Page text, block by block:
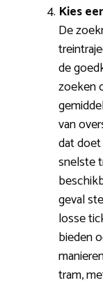
Kies
De
de
zoeken
van
dat
snelste
geval
losse
bieden
tram,